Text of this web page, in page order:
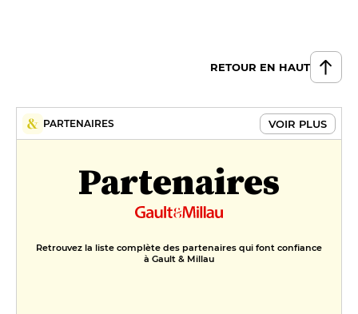
RETOUR EN HAUT
PARTENAIRES VOIR PLUS
Partenaires
Retrouvez la liste complète des partenaires qui font confiance
à Gault & Millau